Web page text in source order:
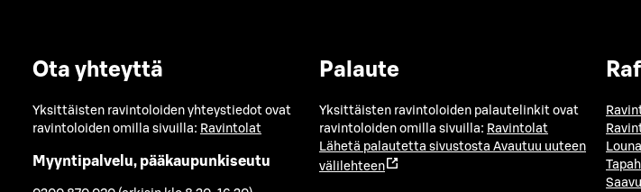
Ota yhteyttä
Yksittäisten ravintoloiden yhteystiedot ovat
ravintoloiden omilla sivuilla: Ravintolat
Myyntipalvelu, pääkaupunkiseutu
Palaute
Yksittäisten ravintoloiden palautelinkit ovat
ravintoloiden omilla sivuilla: Ravintolat
Lähetä palautetta sivustosta Avautuu uuteen
välilehteen